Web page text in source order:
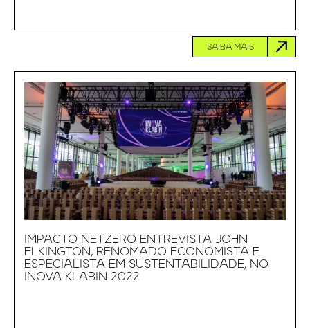
SAIBA MAIS
IMPACTO NETZERO ENTREVISTA JOHN
ELKINGTON, RENOMADO ECONOMISTA E
ESPECIALISTA EM SUSTENTABILIDADE, NO
INOVA KLABIN 2022